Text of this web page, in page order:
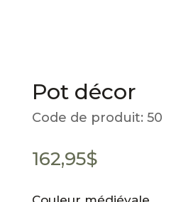
Pot décor
Code de produit: 50
162,95$